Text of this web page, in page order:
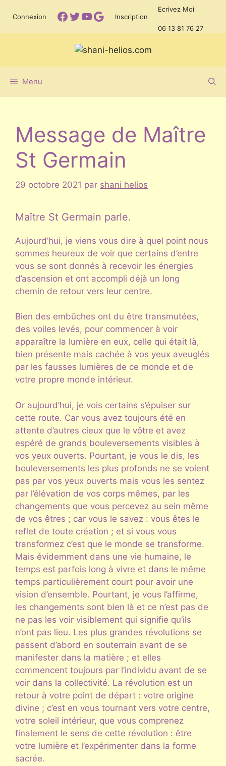
contenu
Connexion Facebook
Twitter
YouTube
Google
Inscription
Ecrivez Moi
06 13 81 76 27
Menu
Message de Maître
St Germain
29 octobre 2021 par shani helios
Maître St Germain parle.
Aujourd’hui, je viens vous dire à quel point nous
sommes heureux de voir que certains d’entre
vous se sont donnés à recevoir les énergies
d’ascension et ont accompli déjà un long
chemin de retour vers leur centre.
Bien des embûches ont du être transmutées,
des voiles levés, pour commencer à voir
apparaître la lumière en eux, celle qui était là,
bien présente mais cachée à vos yeux aveuglés
par les fausses lumières de ce monde et de
votre propre monde intérieur.
Or aujourd’hui, je vois certains s’épuiser sur
cette route. Car vous avez toujours été en
attente d’autres cieux que le vôtre et avez
espéré de grands bouleversements visibles à
vos yeux ouverts. Pourtant, je vous le dis, les
bouleversements les plus profonds ne se voient
pas par vos yeux ouverts mais vous les sentez
par l’élévation de vos corps mêmes, par les
changements que vous percevez au sein même
de vos êtres ; car vous le savez : vous êtes le
reflet de toute création ; et si vous vous
transformez c’est que le monde se transforme.
Mais évidemment dans une vie humaine, le
temps est parfois long à vivre et dans le même
temps particulièrement court pour avoir une
vision d’ensemble. Pourtant, je vous l’affirme,
les changements sont bien là et ce n’est pas de
ne pas les voir visiblement qui signifie qu’ils
n’ont pas lieu. Les plus grandes révolutions se
passent d’abord en souterrain avant de se
manifester dans la matière ; et elles
commencent toujours par l’individu avant de se
voir dans la collectivité. La révolution est un
retour à votre point de départ : votre origine
divine ; c’est en vous tournant vers votre centre,
votre soleil intérieur, que vous comprenez
finalement le sens de cette révolution : être
votre lumière et l’expérimenter dans la forme
sacrée.